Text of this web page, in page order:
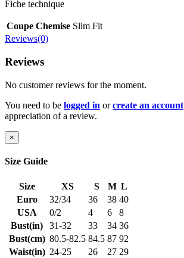
Fiche technique
Coupe Chemise Slim Fit
Reviews(0)
Reviews
No customer reviews for the moment.
You need to be logged in orcreate an account
appreciation of a review.
×
Size Guide
Size XS S M L
Euro
32/34 36 38 40
USA
0/2 4 6
8
Bust(in)
31-32 33 34 36
Bust(cm) 80.5-82.5 84.5 87 92
Waist(in) 24-25 26 27 29